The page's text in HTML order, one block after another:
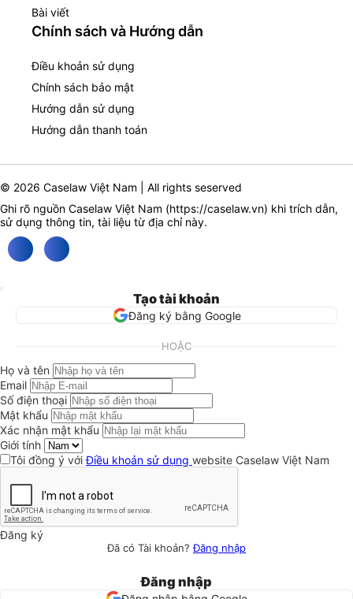
Bài viết
Chính sách và Hướng dẫn
Điều khoản sử dụng
Chính sách bảo mật
Hướng dẫn sử dụng
Hướng dẫn thanh toán
© 2026 Caselaw Việt Nam | All rights seserved
Ghi rõ nguồn Caselaw Việt Nam (https://caselaw.vn) khi trích dẫn,
sử dụng thông tin, tài liệu từ địa chỉ này.
Tạo tài khoản
Đăng ký bằng Google
HOẶC
Họ và tên
Email
Số điện thoại
Mật khẩu
Xác nhận mật khẩu
Giới tính
Tôi đồng ý vớiĐiều khoản sử dụng website Caselaw Việt Nam
Đăng ký
Đã có Tài khoản?Đăng nhập
Đăng nhập